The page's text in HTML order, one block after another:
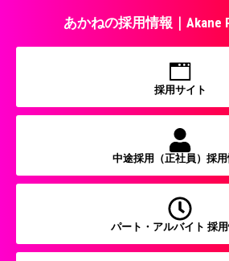
あかねの採用情報｜Akane
採用サイト
中途採用（正社員）採用
パート・アルバイト 採